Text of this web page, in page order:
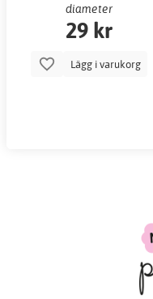
diameter
29 kr
Lägg i varukorg